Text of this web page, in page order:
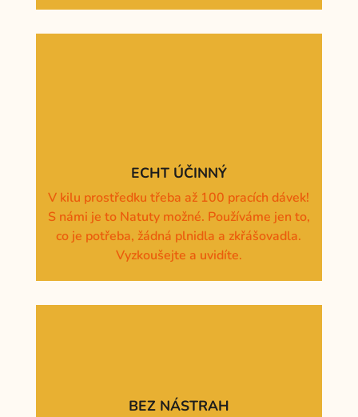
ECHT ÚČINNÝ
V kilu prostředku třeba až 100 pracích dávek!
S námi je to Natuty možné. Používáme jen to,
co je potřeba, žádná plnidla a zkřášovadla.
Vyzkoušejte a uvidíte.
BEZ NÁSTRAH